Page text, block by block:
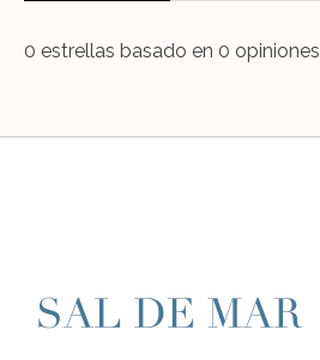
0 estrellas basado en 0 opiniones